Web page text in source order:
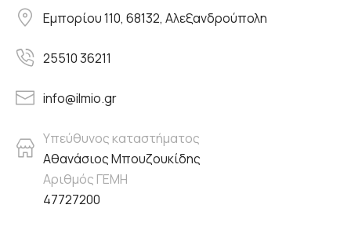
Εμπορίου 110, 68132, Αλεξανδρούπολη
25510 36211
info@ilmio.gr
Υπεύθυνος καταστήματος
Αθανάσιος Μπουζουκίδης
Αριθμός ΓΕΜΗ
47727200